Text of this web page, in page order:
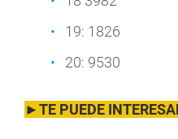
19: 1826
20: 9530
►TE PUEDE